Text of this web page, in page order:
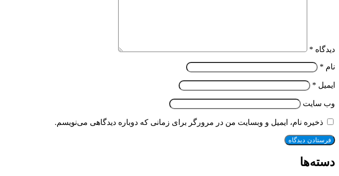
دیدگاه *
نام *
ایمیل *
وب‌ سایت
ذخیره نام، ایمیل و وبسایت من در مرورگر برای زمانی که دوباره دیدگاهی می‌نویسم.
دسته‌ها